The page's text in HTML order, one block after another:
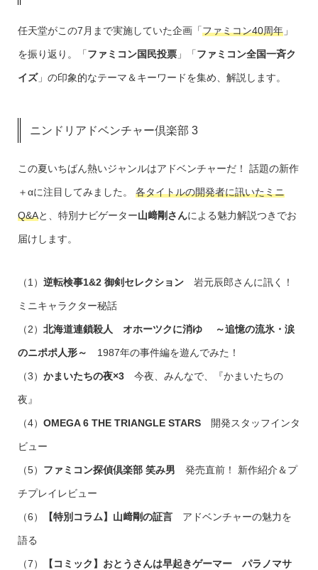
任天堂がこの7月まで実施していた企画「ファミコン40周年」
を振り返り。「ファミコン国民投票」「ファミコン全国一斉ク
イズ」の印象的なテーマ＆キーワードを集め、解説します。
ニンドリアドベンチャー倶楽部 3
この夏いちばん熱いジャンルはアドベンチャーだ！ 話題の新作
＋αに注目してみました。 各タイトルの開発者に訊いたミニ
Q&Aと、特別ナビゲーター山﨑剛さんによる魅力解説つきでお
届けします。
（1） 逆転検事1&2 御剣セレクション岩元辰郎さんに訊く！
ミニキャラクター秘話
（2） 北海道連鎖殺人 オホーツクに消ゆ ～追憶の流氷・涙
のニポポ人形～ 1987年の事件編を遊んでみた！
（3） かまいたちの夜×3今夜、みんなで、『かまいたちの
夜』
（4） OMEGA 6 THE TRIANGLE STARS開発スタッフインタ
ビュー
（5） ファミコン探偵倶楽部 笑み男 発売直前！ 新作紹介＆プ
チプレイレビュー
（6） 【特別コラム】山﨑剛の証言アドベンチャーの魅力を
語る
（7） 【コミック】おとうさんは早起きゲーマー パラノマサ